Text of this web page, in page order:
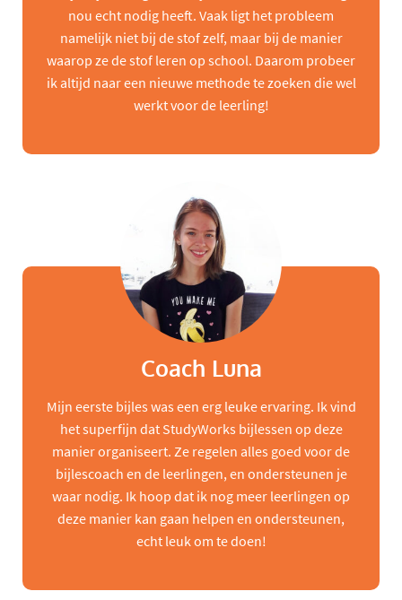
nou echt nodig heeft. Vaak ligt het probleem
namelijk niet bij de stof zelf, maar bij de manier
waarop ze de stof leren op school. Daarom probeer
ik altijd naar een nieuwe methode te zoeken die wel
werkt voor de leerling!
Coach Luna
Mijn eerste bijles was een erg leuke ervaring. Ik vind
het superfijn dat StudyWorks bijlessen op deze
manier organiseert. Ze regelen alles goed voor de
bijlescoach en de leerlingen, en ondersteunen je
waar nodig. Ik hoop dat ik nog meer leerlingen op
deze manier kan gaan helpen en ondersteunen,
echt leuk om te doen!